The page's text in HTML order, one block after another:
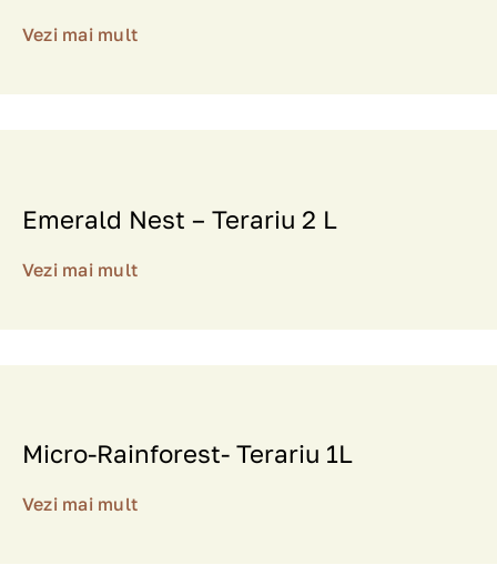
Vezi mai mult
Emerald Nest – Terariu 2 L
Vezi mai mult
Micro-Rainforest- Terariu 1L
Vezi mai mult